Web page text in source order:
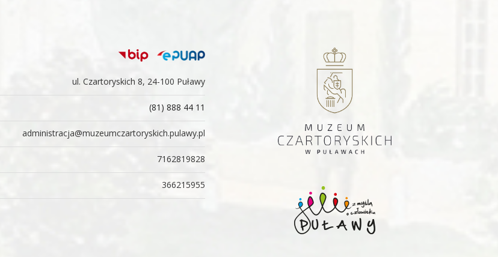
ul. Czartoryskich 8, 24-100 Puławy
(81) 888 44 11
administracja@muzeumczartoryskich.pulawy.pl
7162819828
366215955